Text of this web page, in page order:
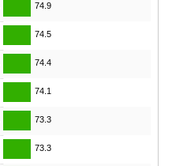
74.9
74.5
74.4
74.1
73.3
73.3